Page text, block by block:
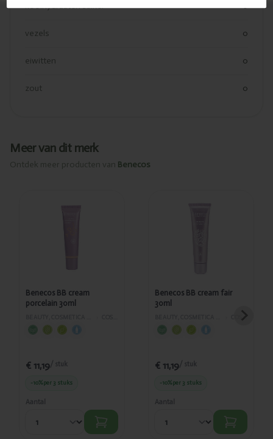
koolhydraaten suiker 0
vezels 0
eiwitten 0
zout 0
Meer van dit merk
Ontdek meer producten van Benecos
Toegevoegd
Benecos BB cream
porcelain 30ml
€ 11,19/ stuk
-10%per 3 stuks
Aantal
Benecos BB cream fair
30ml
COSMETICA
€ 11,19/ stuk
-10%per 3 stuks
Aantal